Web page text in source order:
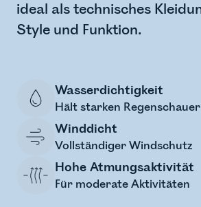
ideal als technisches
Style und Funktion.
Wasserdichtigkeit
Hält starken
Winddicht
Vollständiger Windschutz
Hohe Atmungsaktivität
Für moderate Aktivitäten